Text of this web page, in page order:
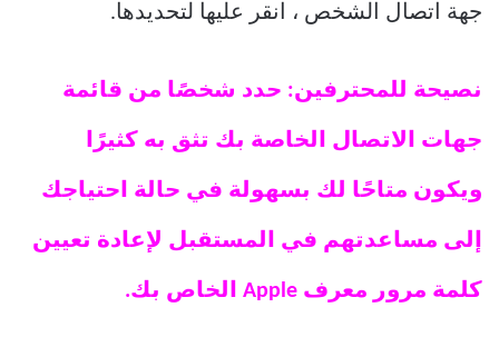
جهة اتصال الشخص ، انقر عليها لتحديدها.
نصيحة للمحترفين: حدد شخصًا من قائمة
جهات الاتصال الخاصة بك تثق به كثيرًا
ويكون متاحًا لك بسهولة في حالة احتياجك
إلى مساعدتهم في المستقبل لإعادة تعيين
كلمة مرور معرف Apple الخاص بك.